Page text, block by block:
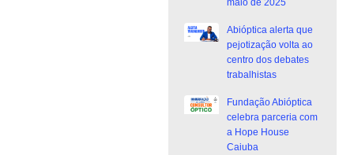
maio de 2025
Abióptica alerta que
pejotização volta ao
centro dos debates
trabalhistas
Fundação Abióptica
celebra parceria com
a Hope House
Caiuba